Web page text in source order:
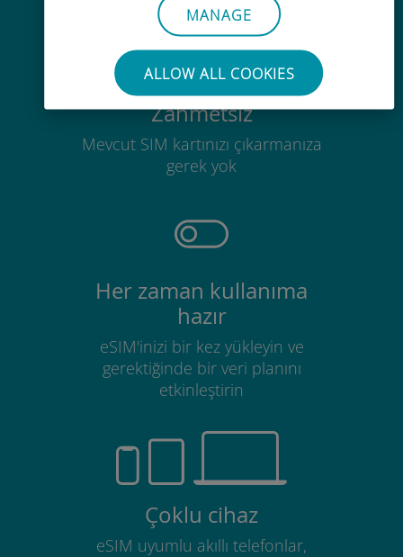
MANAGE
ALLOW ALL COOKIES
Zahmetsiz
Mevcut SIM kartınızı çıkarmanıza
gerek yok
Her zaman kullanıma
hazır
eSIM'inizi bir kez yükleyin ve
gerektiğinde bir veri planını
etkinleştirin
Çoklu cihaz
eSIM uyumlu akıllı telefonlar,